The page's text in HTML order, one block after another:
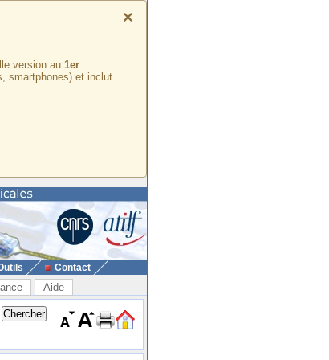
×
version au 1er
smartphones) et inclut
Contact
Aide